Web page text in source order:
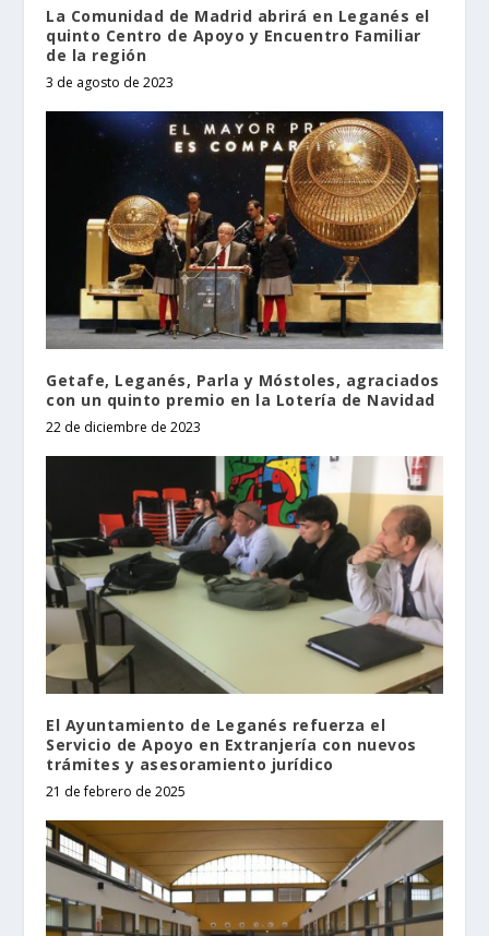
La Comunidad de Madrid abrirá en Leganés el
quinto Centro de Apoyo y Encuentro Familiar
de la región
3 de agosto de 2023
Getafe, Leganés, Parla y Móstoles, agraciados
con un quinto premio en la Lotería de Navidad
22 de diciembre de 2023
El Ayuntamiento de Leganés refuerza el
Servicio de Apoyo en Extranjería con nuevos
trámites y asesoramiento jurídico
21 de febrero de 2025